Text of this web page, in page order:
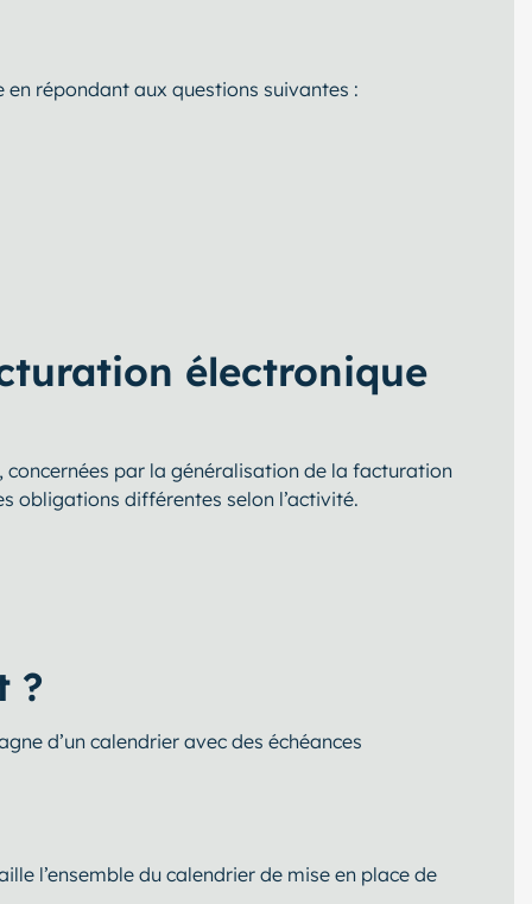
répondant aux questions suivantes :
électronique
par la généralisation de la facturation
obligations différentes selon l’activité.
?
d’un calendrier avec des échéances
l’ensemble du calendrier de mise en place de